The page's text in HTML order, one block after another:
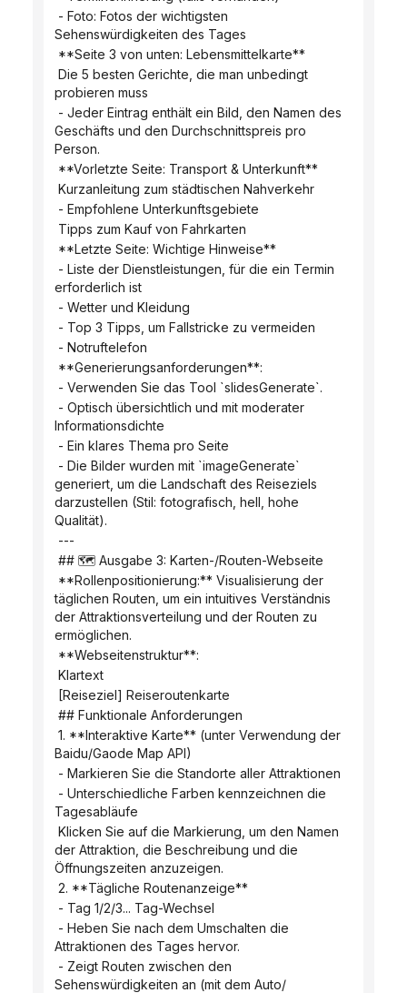
Sehenswürdigkeiten des Tages
**Seite 3 von unten: Lebensmittelkarte**
probieren muss
Geschäfts und den Durchschnittspreis pro
Person.
**Vorletzte Seite: Transport & Unterkunft**
Kurzanleitung zum städtischen Nahverkehr
- Empfohlene Unterkunftsgebiete
Tipps zum Kauf von Fahrkarten
**Letzte Seite: Wichtige Hinweise**
erforderlich ist
- Wetter und Kleidung
- Top 3 Tipps, um Fallstricke zu vermeiden
- Notruftelefon
**Generierungsanforderungen**:
- Verwenden Sie das Tool `slidesGenerate`.
Informationsdichte
- Ein klares Thema pro Seite
generiert, um die Landschaft des Reiseziels
darzustellen (Stil: fotografisch, hell, hohe
Qualität).
---
## 🗺️ Ausgabe 3: Karten-/Routen-Webseite
täglichen Routen, um ein intuitives Verständnis
der Attraktionsverteilung und der Routen zu
ermöglichen.
**Webseitenstruktur**:
Klartext
[Reiseziel] Reiseroutenkarte
## Funktionale Anforderungen
Baidu/Gaode Map API)
- Markieren Sie die Standorte aller Attraktionen
Tagesabläufe
der Attraktion, die Beschreibung und die
Öffnungszeiten anzuzeigen.
2. **Tägliche Routenanzeige**
- Tag 1/2/3... Tag-Wechsel
Attraktionen des Tages hervor.
Sehenswürdigkeiten an (mit dem Auto/